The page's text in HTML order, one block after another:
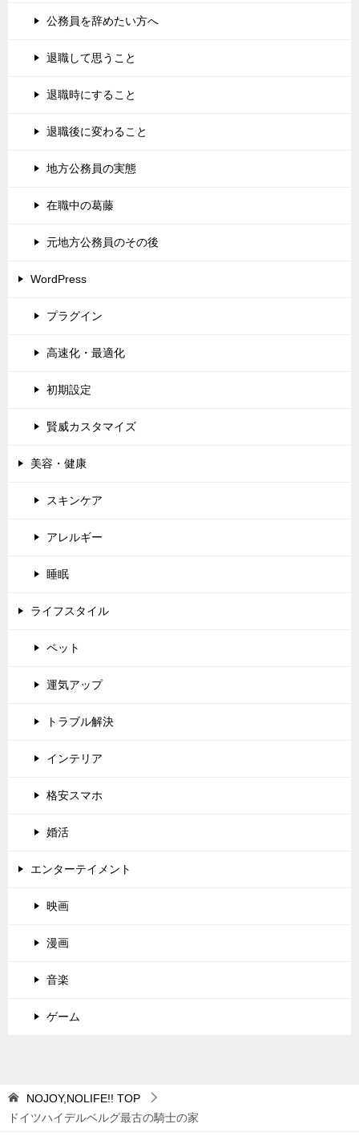
公務員を辞めたい方へ
退職して思うこと
退職時にすること
退職後に変わること
地方公務員の実態
在職中の葛藤
元地方公務員のその後
WordPress
プラグイン
高速化・最適化
初期設定
賢威カスタマイズ
美容・健康
スキンケア
アレルギー
睡眠
ライフスタイル
ペット
運気アップ
トラブル解決
インテリア
格安スマホ
婚活
エンターテイメント
映画
漫画
音楽
ゲーム
NOJOY,NOLIFE!! TOP
ドイツハイデルベルグ最古の騎士の家